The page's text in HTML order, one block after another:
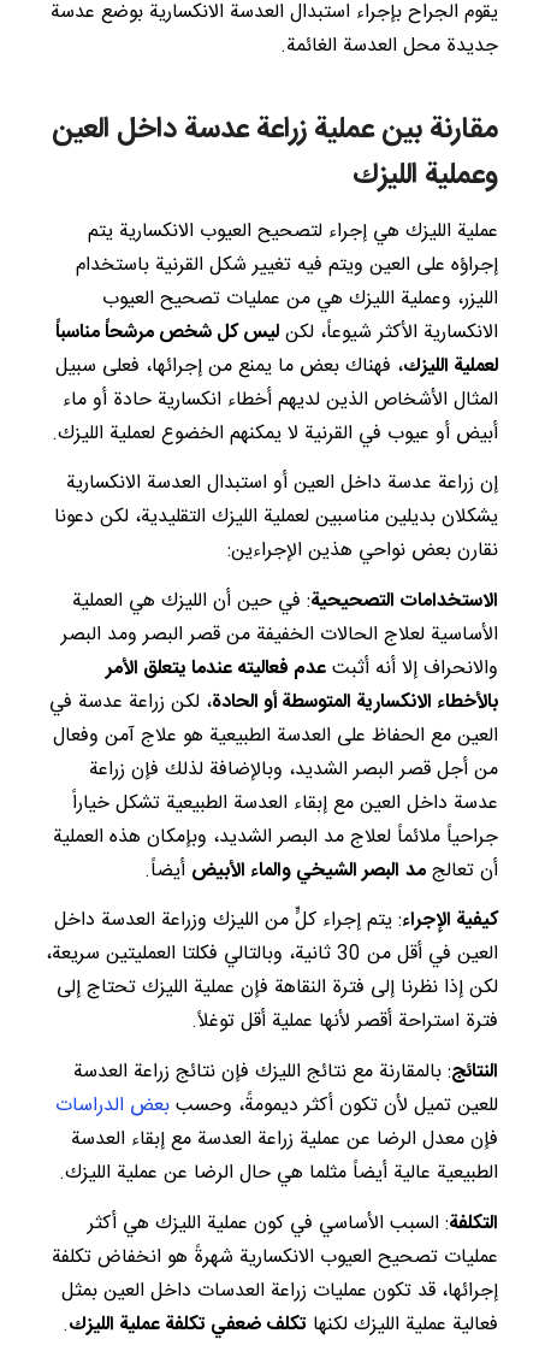
يقوم الجراح بإجراء استبدال العدسة الانكسارية بوضع عدسة
جديدة محل العدسة الغائمة.
مقارنة بين عملية زراعة عدسة داخل العين
وعملية الليزك
عملية الليزك هي إجراء لتصحيح العيوب الانكسارية يتم
إجراؤه على العين ويتم فيه تغيير شكل القرنية باستخدام
الليزر، وعملية الليزك هي من عمليات تصحيح العيوب
الانكسارية الأكثر شيوعاً، لكنليس كل شخص مرشحاً مناسباً
لعملية الليزك، فهناك بعض ما يمنع من إجرائها، فعلى سبيل
المثال الأشخاص الذين لديهم أخطاء انكسارية حادة أو ماء
أبيض أو عيوب في القرنية لا يمكنهم الخضوع لعملية الليزك.
إن زراعة عدسة داخل العين أو استبدال العدسة الانكسارية
يشكلان بديلين مناسبين لعملية الليزك التقليدية، لكن دعونا
نقارن بعض نواحي هذين الإجراءين:
الاستخدامات التصحيحية: في حين أن الليزك هي العملية
الأساسية لعلاج الحالات الخفيفة من قصر البصر ومد البصر
والانحراف إلا أنه أثبتعدم فعاليته عندما يتعلق الأمر
بالأخطاء الانكسارية المتوسطة أو الحادة، لكن زراعة عدسة في
العين مع الحفاظ على العدسة الطبيعية هو علاج آمن وفعال
من أجل قصر البصر الشديد، وبالإضافة لذلك فإن زراعة
عدسة داخل العين مع إبقاء العدسة الطبيعية تشكل خياراً
جراحياً ملائماً لعلاج مد البصر الشديد، وبإمكان هذه العملية
أن تعالجمد البصر الشيخي والماء الأبيض أيضاً.
كيفية الإجراء: يتم إجراء كلٍّ من الليزك وزراعة العدسة داخل
العين في أقل من 30 ثانية، وبالتالي فكلتا العمليتين سريعة،
لكن إذا نظرنا إلى فترة النقاهة فإن عملية الليزك تحتاج إلى
فترة استراحة أقصر لأنها عملية أقل توغلاً.
النتائج: بالمقارنة مع نتائج الليزك فإن نتائج زراعة العدسة
للعين تميل لأن تكون أكثر ديمومةً، وحسببعض الدراسات
فإن معدل الرضا عن عملية زراعة العدسة مع إبقاء العدسة
الطبيعية عالية أيضاً مثلما هي حال الرضا عن عملية الليزك.
التكلفة: السبب الأساسي في كون عملية الليزك هي أكثر
عمليات تصحيح العيوب الانكسارية شهرةً هو انخفاض تكلفة
إجرائها، قد تكون عمليات زراعة العدسات داخل العين بمثل
فعالية عملية الليزك لكنها تكلف ضعفي تكلفة عملية الليزك.